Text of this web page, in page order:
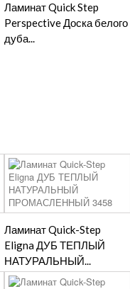
Ламинат Quick Step
Perspective Доска белого
дуба...
Ламинат Quick-Step
Eligna ДУБ ТЕПЛЫЙ
НАТУРАЛЬНЫЙ...